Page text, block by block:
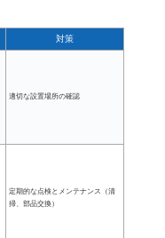
対策
適切な設置場所の確認
定期的な点検とメンテナンス（清
掃、部品交換）